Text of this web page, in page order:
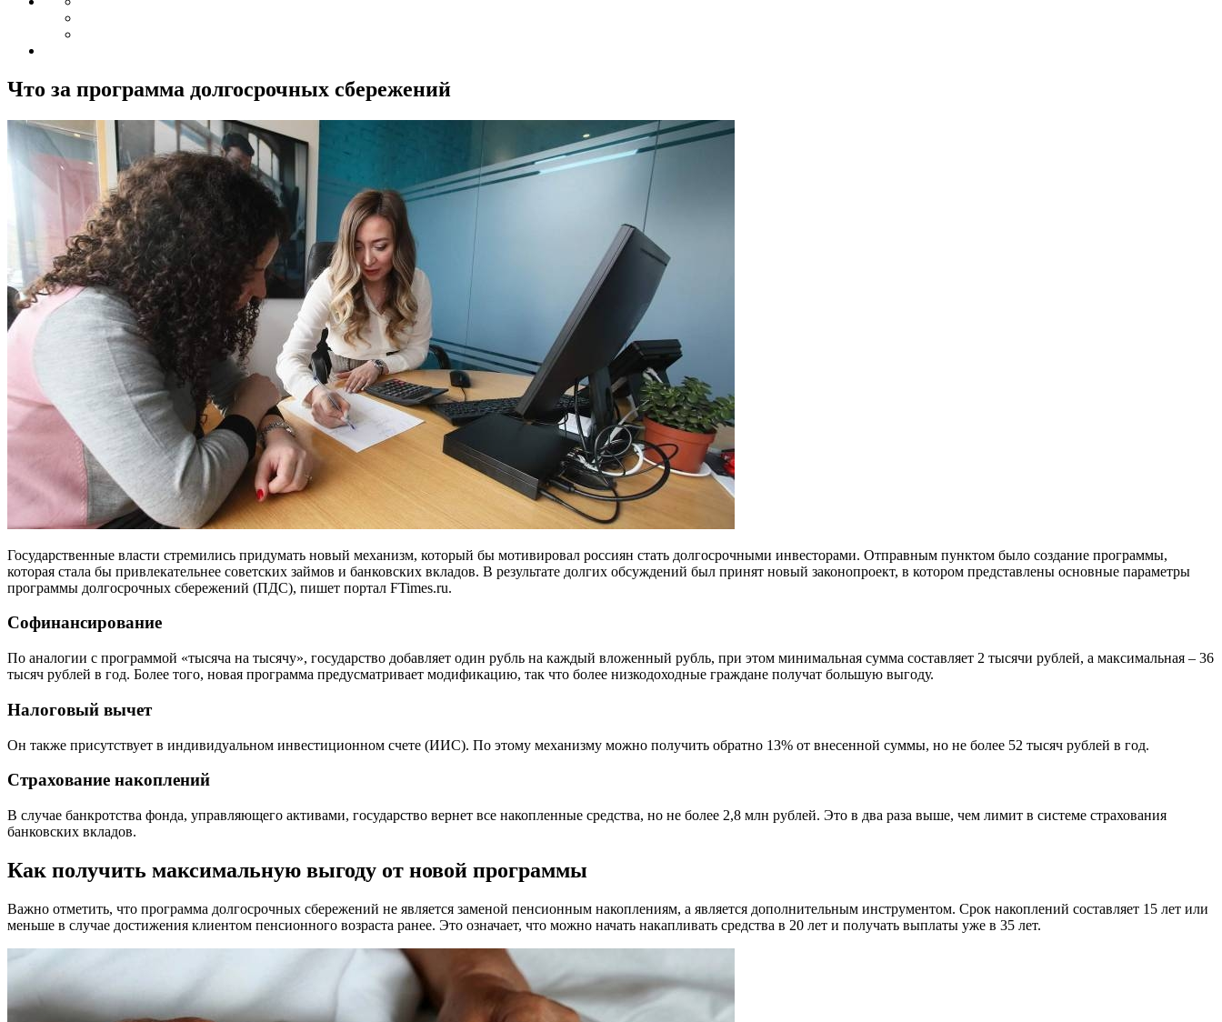
Что за программа долгосрочных сбережений
Государственные власти стремились придумать новый механизм, который бы мотивировал россиян стать долгосрочными инвесторами. Отправным пунктом было создание программы,
которая стала бы привлекательнее советских займов и банковских вкладов. В результате долгих обсуждений был принят новый законопроект, в котором представлены основные параметры
программы долгосрочных сбережений (ПДС), пишет портал FTimes.ru.
Софинансирование
По аналогии с программой «тысяча на тысячу», государство добавляет один рубль на каждый вложенный рубль, при этом минимальная сумма составляет 2 тысячи рублей, а максимальная – 36
тысяч рублей в год. Более того, новая программа предусматривает модификацию, так что более низкодоходные граждане получат большую выгоду.
Налоговый вычет
Он также присутствует в индивидуальном инвестиционном счете (ИИС). По этому механизму можно получить обратно 13% от внесенной суммы, но не более 52 тысяч рублей в год.
Страхование накоплений
В случае банкротства фонда, управляющего активами, государство вернет все накопленные средства, но не более 2,8 млн рублей. Это в два раза выше, чем лимит в системе страхования
банковских вкладов.
Как получить максимальную выгоду от новой программы
Важно отметить, что программа долгосрочных сбережений не является заменой пенсионным накоплениям, а является дополнительным инструментом. Срок накоплений составляет 15 лет или
меньше в случае достижения клиентом пенсионного возраста ранее. Это означает, что можно начать накапливать средства в 20 лет и получать выплаты уже в 35 лет.